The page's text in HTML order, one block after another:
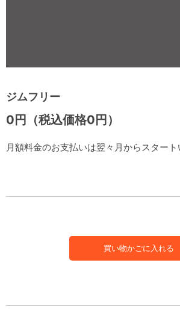
ジムフリー
月額料金のお支払いは翌々月からスタート
0円（税込価格0円）
買い物かごに入れる